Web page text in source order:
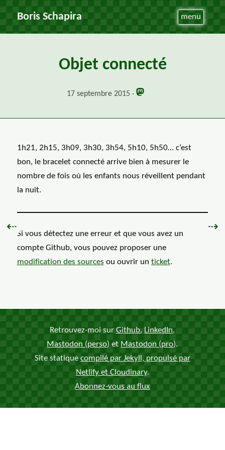
Boris Schapira menu
Objet connecté
17 septembre 2015
1h21, 2h15, 3h09, 3h30, 3h54, 5h10, 5h50… c’est
bon, le bracelet connecté arrive bien à mesurer le
nombre de fois où les enfants nous réveillent pendant
la nuit.
Si vous détectez une erreur et que vous avez un
compte Github, vous pouvez proposer une
modification des sources ou ouvrir un ticket.
Précédent :
⇠ ⇢
Retrouvez-moi surGithub, LinkedIn,
Mastodon (perso) et Mastodon (pro).
Site statique compilé par Jekyll, propulsé par
Netlify et Cloudinary.
Abonnez-vous au flux